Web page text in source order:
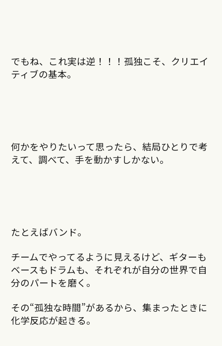
でもね、これ実は逆！！！孤独こそ、クリエイ
ティブの基本。
何かをやりたいって思ったら、結局ひとりで考
えて、調べて、手を動かすしかない。
たとえばバンド。
チームでやってるように見えるけど、ギターも
ベースもドラムも、それぞれが自分の世界で自
分のパートを磨く。
その“孤独な時間”があるから、集まったときに
化学反応が起きる。